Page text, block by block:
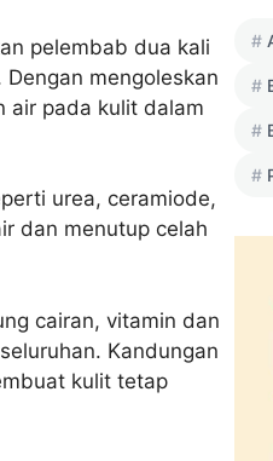
pelembab dua kali
mengoleskan
air pada kulit dalam
urea, ceramiode,
dan menutup celah
cairan, vitamin dan
Kandungan
kulit tetap